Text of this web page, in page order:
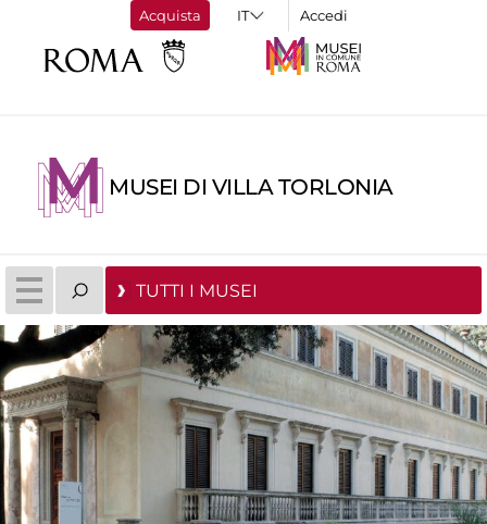
Acquista Accedi
MUSEI DI VILLA TORLONIA
TUTTI I MUSEI